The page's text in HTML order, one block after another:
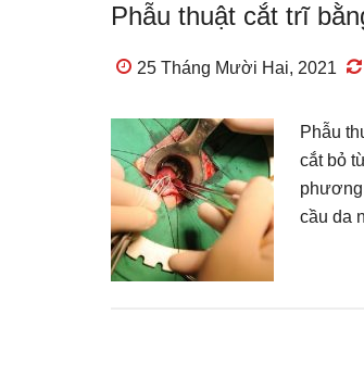
Phẫu thuật cắt trĩ
25 Tháng Mười Hai, 2021
Phẫu
cắt bỏ
phương
cầu da